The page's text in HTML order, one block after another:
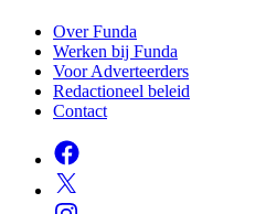
Over Funda
Werken bij Funda
Voor Adverteerders
Redactioneel beleid
Contact